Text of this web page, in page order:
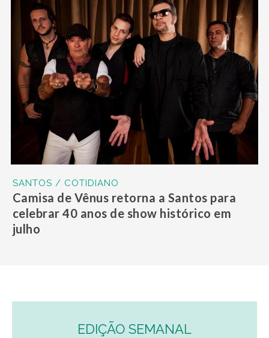
SANTOS / COTIDIANO
Camisa de Vênus retorna a Santos para
celebrar 40 anos de show histórico em
julho
EDIÇÃO SEMANAL